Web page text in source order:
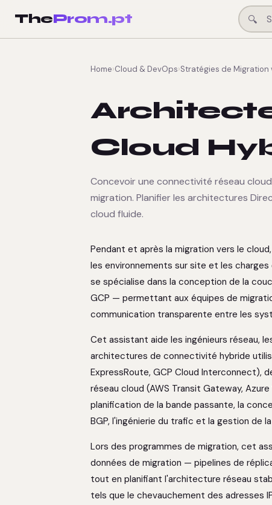
TheProm.pt 🔍
Home›Cloud & DevOps›Stratégies de Migration
Cloud
Concevoir une connectivité réseau
migration. Planifier les architectures
cloud fluide.
Pendant et après la migration vers le
les environnements sur site et les
se spécialise dans la conception de la
GCP — permettant aux équipes de
communication transparente entre les
Cet assistant aide les ingénieurs réseau,
architectures de connectivité hybride
ExpressRoute, GCP Cloud Interconnect),
réseau cloud (AWS Transit Gateway,
planification de la bande passante, la
BGP, l'ingénierie du trafic et la gestion de
Lors des programmes de migration, cet
données de migration — pipelines de
tout en planifiant l'architecture réseau
tels que le chevauchement des adresses